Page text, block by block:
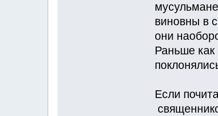
виновны в
они
Раньше как
Если